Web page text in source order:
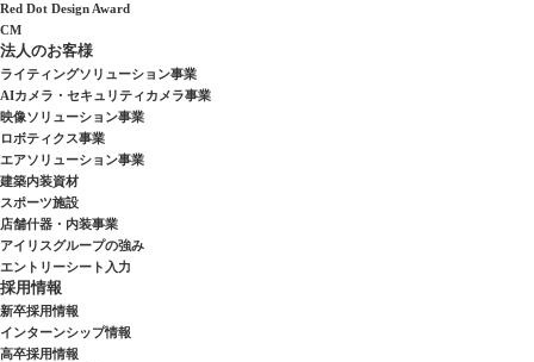
Red Dot Design Award
CM
法人のお客様
ライティングソリューション事業
AIカメラ・セキュリティカメラ事業
映像ソリューション事業
ロボティクス事業
エアソリューション事業
建築内装資材
スポーツ施設
店舗什器・内装事業
アイリスグループの強み
エントリーシート入力
採用情報
新卒採用情報
インターンシップ情報
高卒採用情報